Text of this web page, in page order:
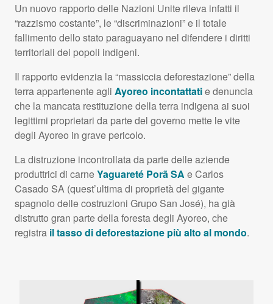
Un nuovo rapporto delle Nazioni Unite rileva infatti il
“razzismo costante”, le “discriminazioni” e il totale
fallimento dello stato paraguayano nel difendere i diritti
territoriali dei popoli indigeni.
Il rapporto evidenzia la “massiccia deforestazione” della
terra appartenente agli Ayoreo incontattatie denuncia
che la mancata restituzione della terra indigena ai suoi
legittimi proprietari da parte del governo mette le vite
degli Ayoreo in grave pericolo.
La distruzione incontrollata da parte delle aziende
produttrici di carneYaguareté Porã SA e Carlos
Casado SA (quest’ultima di proprietà del gigante
spagnolo delle costruzioni Grupo San José), ha già
distrutto gran parte della foresta degli Ayoreo, che
registra il tasso di deforestazione più alto al mondo.